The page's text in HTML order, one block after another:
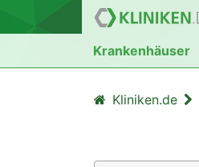
Krankenhäuser
Kliniken.de